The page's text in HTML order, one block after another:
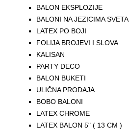
BALON EKSPLOZIJE
BALONI NA JEZICIMA SVETA
LATEX PO BOJI
FOLIJA BROJEVI I SLOVA
KALISAN
PARTY DECO
BALON BUKETI
ULIČNA PRODAJA
BOBO BALONI
LATEX CHROME
LATEX BALON 5" ( 13 CM )